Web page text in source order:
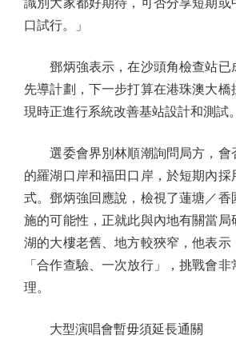
識別大家都好期待，可否分享短期或
口試行。」
鄧炳強表示，在沙頭角檢查站已
先導計劃，下一步打算在港珠澳大橋
現時正進行系統改善基站設計和測試。
選委會界別林順潮詢問局方，會
的羅湖口岸和福田口岸，於短期內採
式。鄧炳強回應說，檢視了蓮塘／香
施的可能性，正就此與內地有關當局
湖的大樓老舊、地方較狹窄，他表示
「合作查驗、一次放行」，挑戰會
理。
大型演唱會暫毋須延長通關